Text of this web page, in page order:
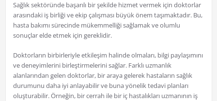
Sağlık sektöründe başarılı bir şekilde hizmet vermek için doktorlar
arasındaki iş birliği ve ekip çalışması büyük önem taşımaktadır. Bu,
hasta bakımı sürecinde mükemmelliği sağlamak ve olumlu
sonuçlar elde etmek için gereklidir.
Doktorların birbirleriyle etkileşim halinde olmaları, bilgi paylaşımını
ve deneyimlerini birleştirmelerini sağlar. Farklı uzmanlık
alanlarından gelen doktorlar, bir araya gelerek hastaların sağlık
durumunu daha iyi anlayabilir ve buna yönelik tedavi planları
oluşturabilir. Örneğin, bir cerrah ile bir iç hastalıkları uzmanının iş